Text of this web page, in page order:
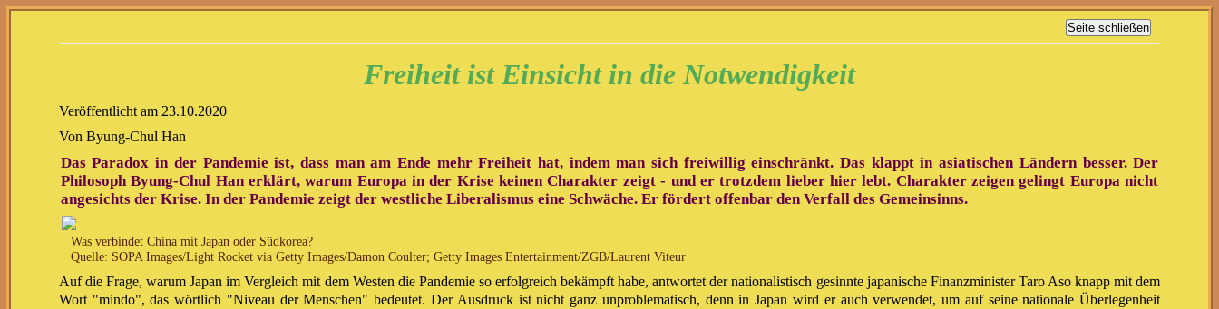
Freiheit ist Einsicht in die Notwendigkeit
Veröffentlicht am 23.10.2020
Von Byung-Chul Han
Das Paradox in der Pandemie ist, dass man am Ende mehr Freiheit hat, indem man sich freiwillig einschränkt. Das klappt in asiatischen Ländern besser. Der
Philosoph Byung-Chul Han erklärt, warum Europa in der Krise keinen Charakter zeigt - und er trotzdem lieber hier lebt. Charakter zeigen gelingt Europa nicht
angesichts der Krise. In der Pandemie zeigt der westliche Liberalismus eine Schwäche. Er fördert offenbar den Verfall des Gemeinsinns.
Was verbindet China mit Japan oder Südkorea?
Quelle: SOPA Images/Light Rocket via Getty Images/Damon Coulter; Getty Images Entertainment/ZGB/Laurent Viteur
Auf die Frage, warum Japan im Vergleich mit dem Westen die Pandemie so erfolgreich bekämpft habe, antwortet der nationalistisch gesinnte japanische Finanzminister Taro Aso knapp mit dem
Wort "mindo", das wörtlich "Niveau der Menschen" bedeutet. Der Ausdruck ist nicht ganz unproblematisch, denn in Japan wird er auch verwendet, um auf seine nationale Überlegenheit